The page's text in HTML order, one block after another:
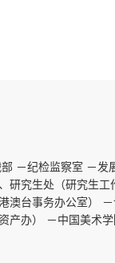
－纪检监察室 －发
研究生处（研究生工
澳台事务办公室）
产办）
－中国美术